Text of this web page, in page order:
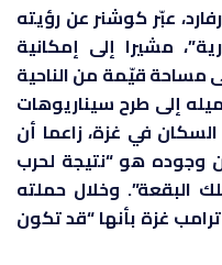
عبّر كوشنر عن رؤيته
مشيرا إلى إمكانية
مساحة قيّمة من الناحية
إلى طرح سيناريوهات
في غزة، زاعما أن
وجوده هو “نتيجة لحرب
البقعة”. وخلال حملته
خريف 2024، وصف ترامب غزة بأنها “قد تكون